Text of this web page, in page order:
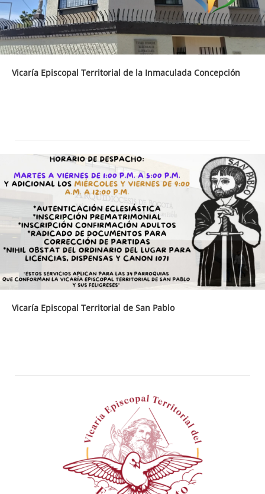
Vicaría Episcopal Territorial de la Inmaculada Concepción
Vicaría Episcopal Territorial de San Pablo